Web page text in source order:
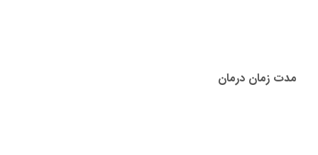
مدت زمان درمان